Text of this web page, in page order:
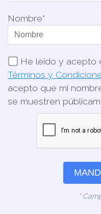
Nombre*
He leído y acepto
Términos y
acepto que mi
se muestren
*